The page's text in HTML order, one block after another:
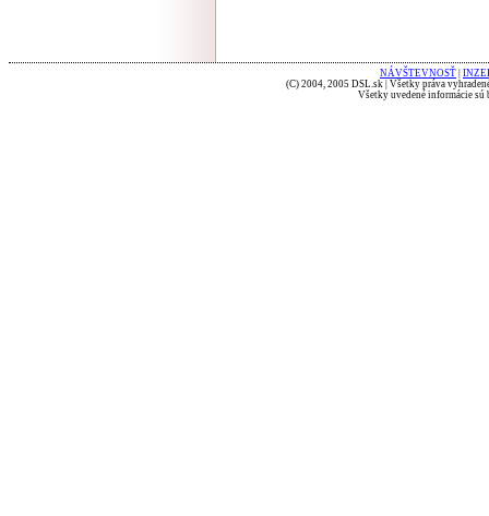
NÁVŠTEVNOSŤ
(C) 2004, 2005 DSL.sk | Všetky práva
Všetky uvedené informácie sú